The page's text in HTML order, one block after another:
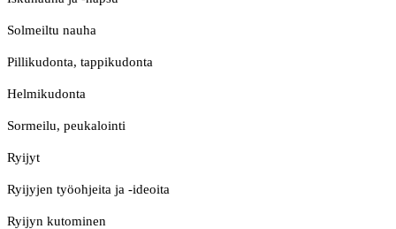
Solmeiltu nauha
Pillikudonta, tappikudonta
Helmikudonta
Sormeilu, peukalointi
Ryijyt
Ryijyjen työohjeita ja -ideoita
Ryijyn kutominen